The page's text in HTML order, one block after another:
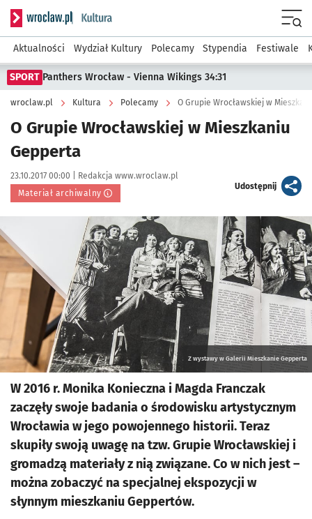
Serwis informacyjny wroclaw.pl podserwis: Kultura
Aktualności Wydział Kultury Polecamy Stypendia Festiwale
SPORT Panthers Wrocław - Vienna Wikings 34:31
wroclaw.pl Kultura Polecamy O Grupie Wrocławskiej w
O Grupie Wrocławskiej w Mieszkaniu
Gepperta
Data publikacji:
23.10.2017 00:00 | Autor:
Redakcja www.wroclaw.pl
Materiał archiwalny
Udostępnijartykuł
Kliknij, aby powiększyć
Z wystawy w Galerii Mieszkanie Gepperta
W 2016 r. Monika Konieczna i Magda Franczak
zaczęły swoje badania o środowisku artystycznym
Wrocławia w jego powojennego historii. Teraz
skupiły swoją uwagę na tzw. Grupie Wrocławskiej i
gromadzą materiały z nią związane. Co w nich jest –
można zobaczyć na specjalnej ekspozycji w
słynnym mieszkaniu Geppertów.